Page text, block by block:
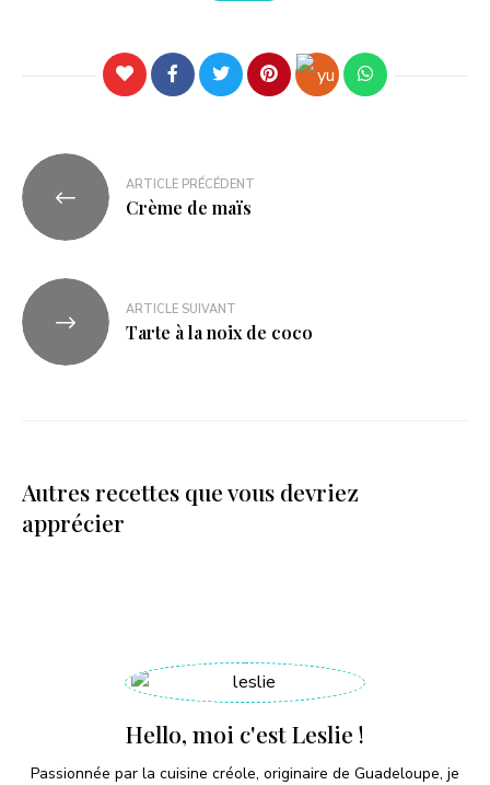
ARTICLE PRÉCÉDENT
Crème de maïs
ARTICLE SUIVANT
Tarte à la noix de coco
Autres recettes que vous devriez
apprécier
Hello, moi c'est Leslie !
Passionnée par la cuisine créole, originaire de Guadeloupe, je